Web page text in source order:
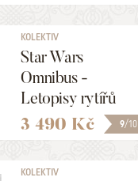
9/10
KOLEKTIV
Star Wars
Omnibus -
Letopisy rytířů
Jedi 1
3 490 Kč
KOLEKTIV